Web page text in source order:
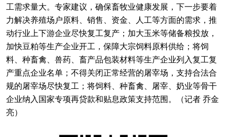
工需求量大。专家建议，确保畜牧业健康发展，下一步要着
力解决养殖场户原料、销售、资金、人工等方面的需求，推
动行业上下游企业尽快复工复产；加大玉米等储备粮投放，
加快豆粕等生产企业开工，保障大宗饲料原料供给；将饲
料、种畜禽、兽药、畜产品包装材料等生产企业列入复工复
产重点企业名单；不得关闭正常经营的屠宰场，支持合法合
规的屠宰场尽快复工；将饲料、种畜禽、屠宰、奶业等骨干
企业纳入国家专项再贷款和贴息政策支持范围。（记者 乔金
亮）